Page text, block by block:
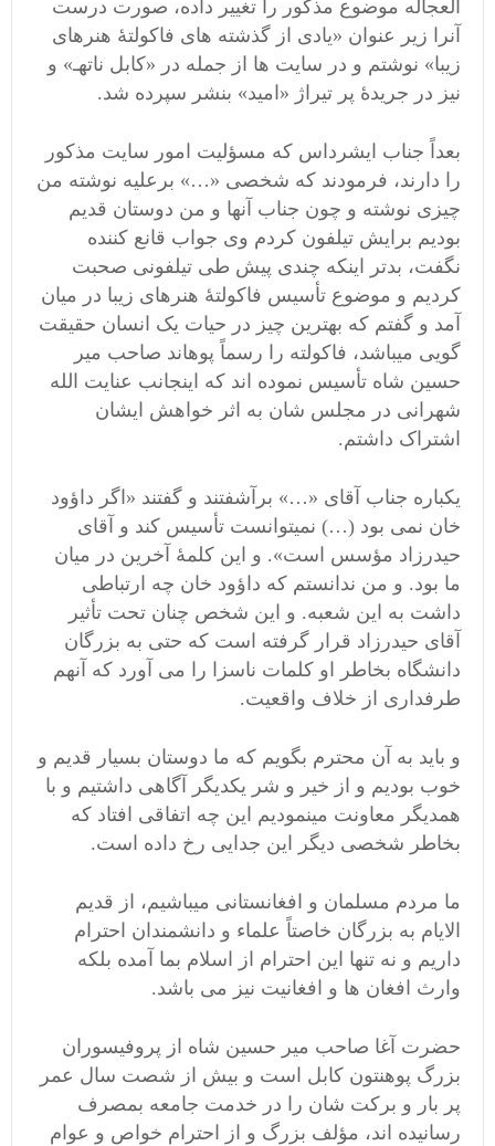
العجاله موضوع مذکور را تغییر داده، صورت درست
آنرا زیر عنوان «یادی از گذشته های فاکولتۀ هنرهای
زیبا» نوشتم و در سایت ها از جمله در «کابل ناتهـ» و
نیز در جریدۀ پر تیراژ «امید» بنشر سپرده شد.
بعداً جناب ایشرداس که مسؤلیت امور سایت مذکور
را دارند، فرمودند که شخصی «…» برعلیه نوشته من
چیزی نوشته و چون جناب آنها و من دوستان قدیم
بودیم برایش تیلفون کردم وی جواب قانع کننده
نگفت، بدتر اینکه چندی پیش طی تیلفونی صحبت
کردیم و موضوع تأسیس فاکولتۀ هنرهای زیبا در میان
آمد و گفتم که بهترین چیز در حیات یک انسان حقیقت
گویی میباشد، فاکولته را رسماً پوهاند صاحب میر
حسین شاه تأسیس نموده اند که اینجانب عنایت الله
شهرانی در مجلس شان به اثر خواهش ایشان
اشتراک داشتم.
یکباره جناب آقای «…» برآشفتند و گفتند «اگر داؤود
خان نمی بود (…) نمیتوانست تأسیس کند و آقای
حیدرزاد مؤسس است». و این کلمۀ آخرین در میان
ما بود. و من ندانستم که داؤود خان چه ارتباطی
داشت به این شعبه. و این شخص چنان تحت تأثیر
آقای حیدرزاد قرار گرفته است که حتی به بزرگان
دانشگاه بخاطر او کلمات ناسزا را می آورد که آنهم
طرفداری از خلاف واقعیت.
و باید به آن محترم بگویم که ما دوستان بسیار قدیم و
خوب بودیم و از خیر و شر یکدیگر آگاهی داشتیم و با
همدیگر معاونت مینمودیم این چه اتفاقی افتاد که
بخاطر شخصی دیگر این جدایی رخ داده است.
ما مردم مسلمان و افغانستانی میباشیم، از قدیم
الایام به بزرگان خاصتاً علماء و دانشمندان احترام
داریم و نه تنها این احترام از اسلام بما آمده بلکه
وارث افغان ها و افغانیت نیز می باشد.
حضرت آغا صاحب میر حسین شاه از پروفیسوران
بزرگ پوهنتون کابل است و بیش از شصت سال عمر
پر بار و برکت شان را در خدمت جامعه بمصرف
رسانیده اند، مؤلف بزرگ و از احترام خواص و عوام